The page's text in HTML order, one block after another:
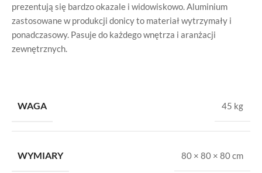
prezentują się bardzo okazale i widowiskowo. Aluminium
zastosowane w produkcji donicy to materiał wytrzymały i
ponadczasowy. Pasuje do każdego wnętrza i aranżacji
zewnętrznych.
WAGA 45 kg
WYMIARY 80 × 80 × 80 cm